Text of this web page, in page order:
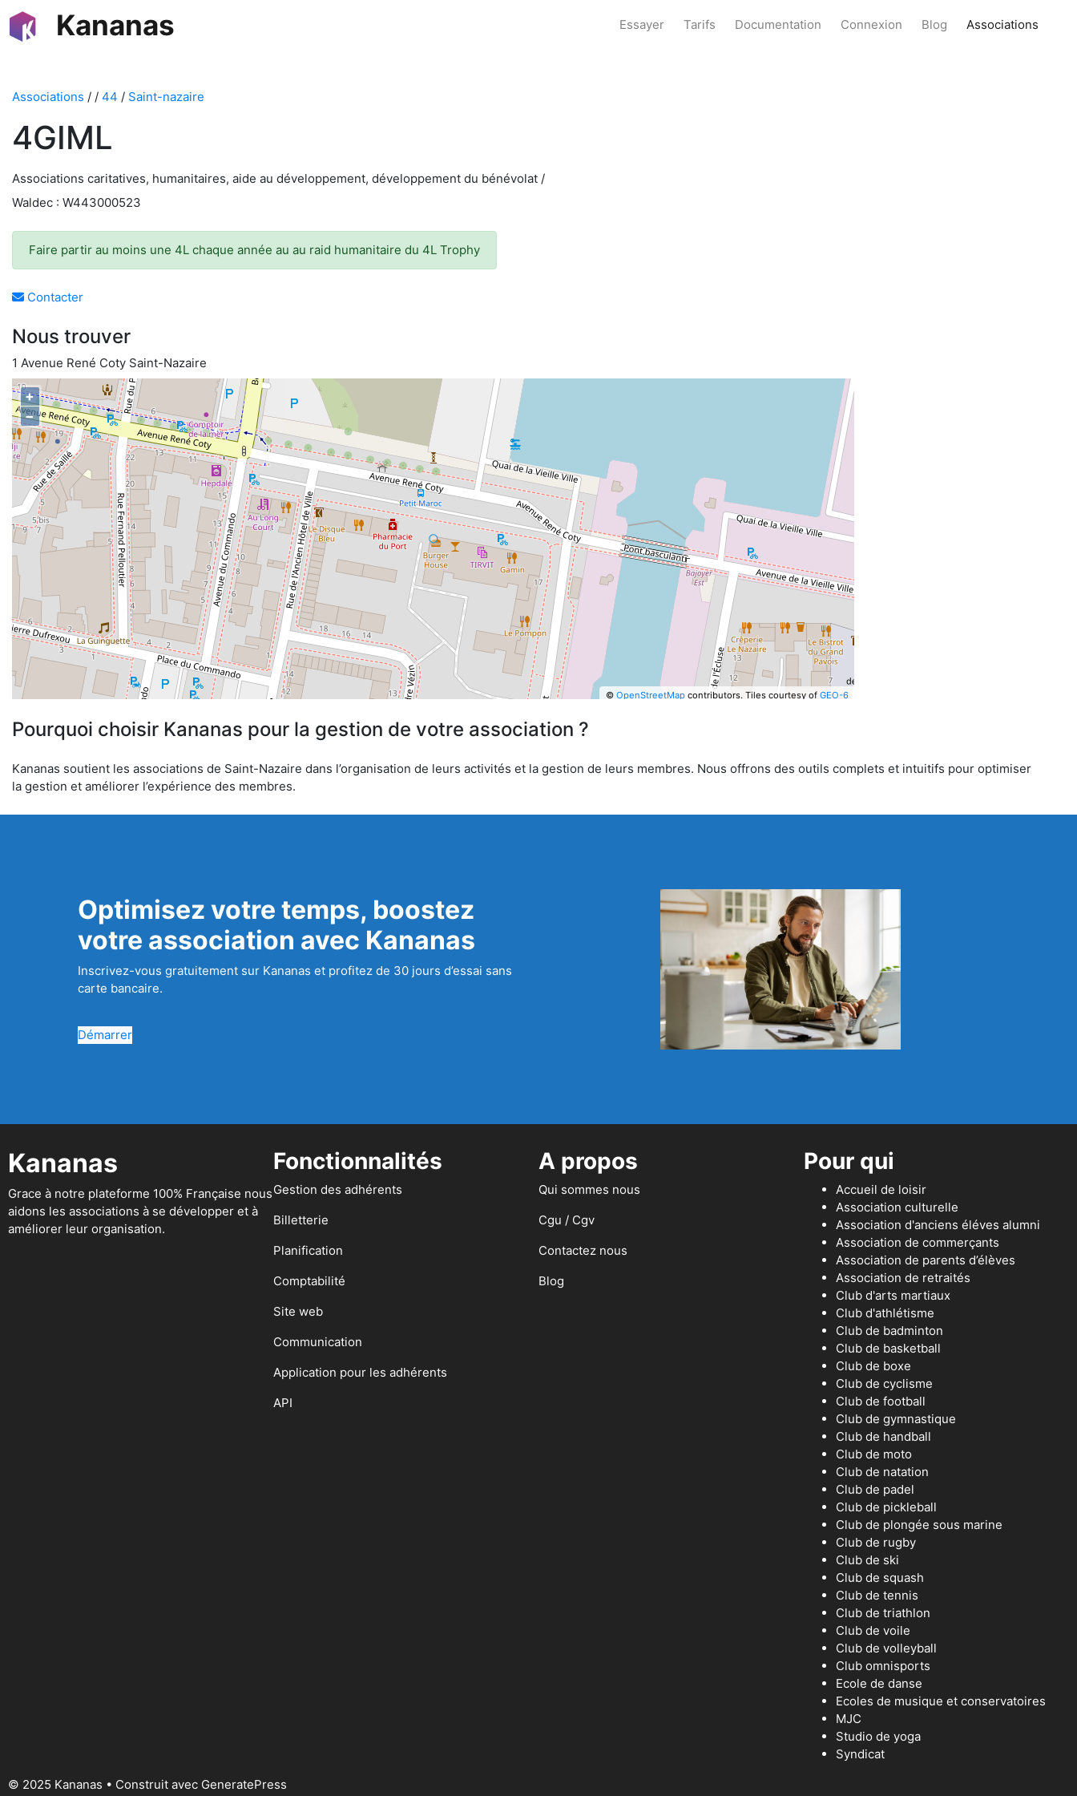
Kananas Essayer Tarifs Documentation Connexion Blog Associations
Associations / / 44 / Saint-nazaire
4GIML
Associations caritatives, humanitaires, aide au développement, développement du bénévolat /
Waldec : W443000523
Faire partir au moins une 4L chaque année au au raid humanitaire du 4L Trophy
Contacter
Nous trouver
1 Avenue René Coty Saint-Nazaire
+
−
© OpenStreetMapcontributors. Tiles courtesy of GEO-6
Pourquoi choisir Kananas pour la gestion de votre association ?
Kananas soutient les associations de Saint-Nazaire dans l’organisation de leurs activités et la gestion de leurs membres. Nous offrons des outils complets et intuitifs pour optimiser
la gestion et améliorer l’expérience des membres.
Optimisez votre temps, boostez
votre association avec Kananas
Inscrivez-vous gratuitement sur Kananas et profitez de 30 jours d’essai sans
carte bancaire.
Démarrer
Kananas
Grace à notre plateforme 100% Française nous
aidons les associations à se développer et à
améliorer leur organisation.
Fonctionnalités
Gestion des adhérents
Billetterie
Planification
Comptabilité
Site web
Communication
Application pour les adhérents
API
A propos
Qui sommes nous
Cgu / Cgv
Contactez nous
Blog
Pour qui
Accueil de loisir
Association culturelle
Association d'anciens éléves alumni
Association de commerçants
Association de parents d’élèves
Association de retraités
Club d'arts martiaux
Club d'athlétisme
Club de badminton
Club de basketball
Club de boxe
Club de cyclisme
Club de football
Club de gymnastique
Club de handball
Club de moto
Club de natation
Club de padel
Club de pickleball
Club de plongée sous marine
Club de rugby
Club de ski
Club de squash
Club de tennis
Club de triathlon
Club de voile
Club de volleyball
Club omnisports
Ecole de danse
Ecoles de musique et conservatoires
MJC
Studio de yoga
Syndicat
© 2025 Kananas • Construit avec GeneratePress